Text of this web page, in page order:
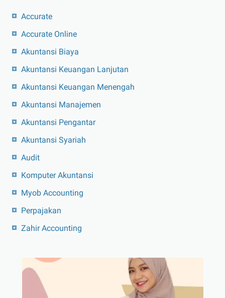
Accurate
Accurate Online
Akuntansi Biaya
Akuntansi Keuangan Lanjutan
Akuntansi Keuangan Menengah
Akuntansi Manajemen
Akuntansi Pengantar
Akuntansi Syariah
Audit
Komputer Akuntansi
Myob Accounting
Perpajakan
Zahir Accounting